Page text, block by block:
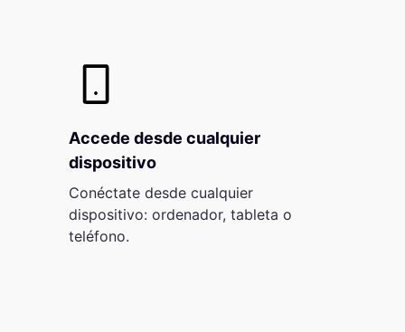
Accede desde cualquier
dispositivo
Conéctate desde cualquier
dispositivo: ordenador, tableta o
teléfono.